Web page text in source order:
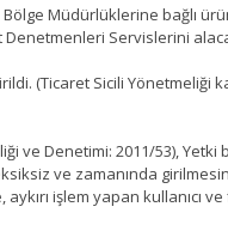
Bölge Müdürlüklerine bağlı
Servislerini
(Ticaret Sicili Yönetmeliği
ve Denetimi: 2011/53), Yetki
ve zamanında
işlem yapan kullanıcı ve